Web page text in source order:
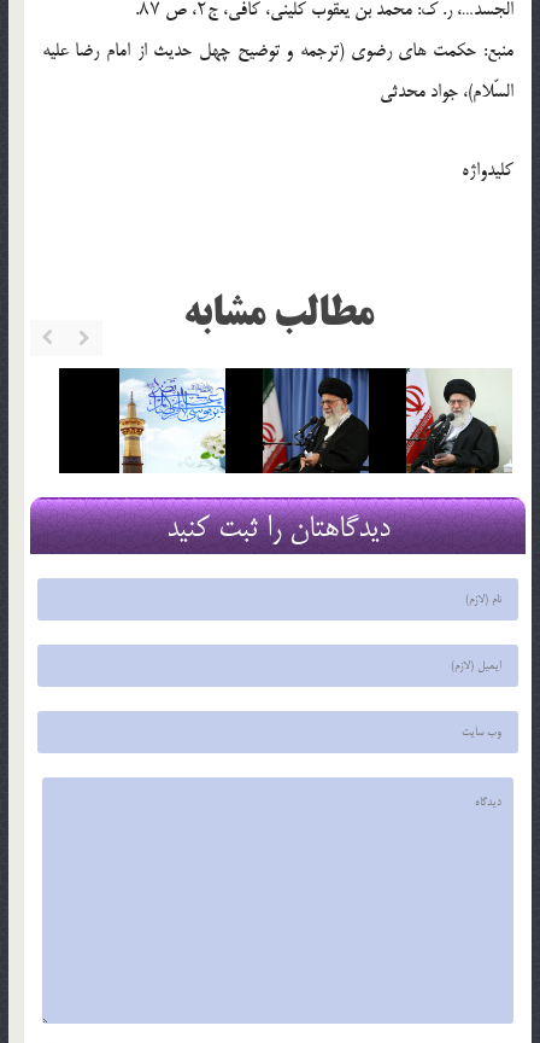
الجسد…، ر. ک: محمد بن یعقوب کلینی، کافی، ج۲، ص ۸۷.
منبع: حکمت های رضوی (ترجمه و توضیح چهل حدیث از امام رضا علیه
السّلام)، جواد محدثی
کلیدواژه
مطالب مشابه
دیدگاهتان را ثبت کنید